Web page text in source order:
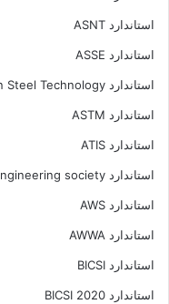
استاندارد ASNT
استاندارد ASSE
استاندارد Association for Iron Steel Technology
استاندارد ASTM
استاندارد ATIS
استاندارد Audio Engineering society
استاندارد AWS
استاندارد AWWA
استاندارد BICSI
استاندارد BICSI 2020